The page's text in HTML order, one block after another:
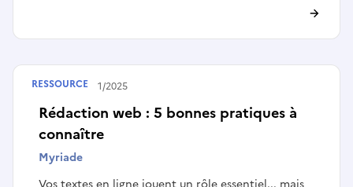
Rédaction web : 5 bonnes pratiques à
connaître
Myriade
Publié le05/11/2025
RESSOURCE